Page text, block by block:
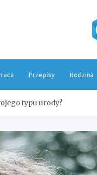
Przepisy Rodzina
typu urody?